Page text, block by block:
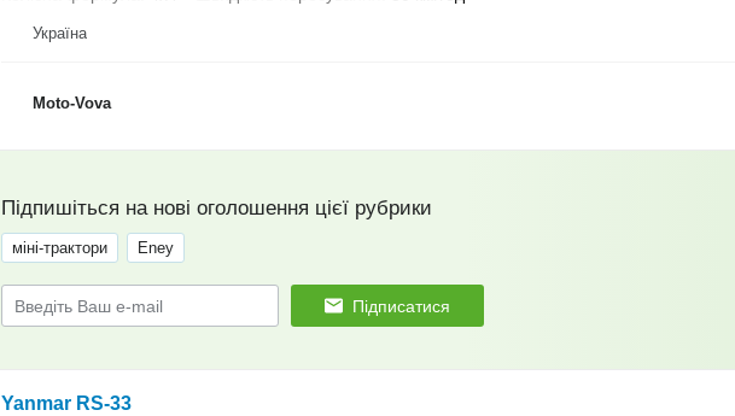
Україна
Moto-Vova
Підпишіться на нові оголошення цієї рубрики
міні-трактори Eney
Підписатися
Yanmar RS-33